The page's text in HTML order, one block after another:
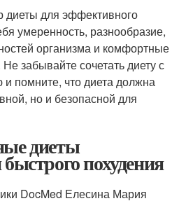
для эффективного
умеренность, разнообразие,
организма и комфортные
забывайте сочетать диету с
и помните, что диета должна
но и безопасной для
диеты
похудения
DocMed Елесина Мария